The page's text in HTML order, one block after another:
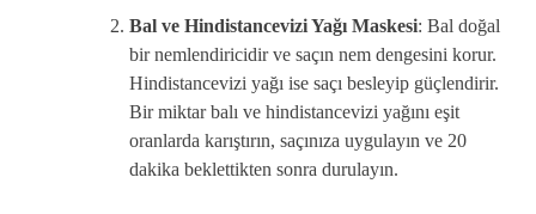
Bal ve Hindistancevizi Yağı Maskesi: Bal doğal
bir nemlendiricidir ve saçın nem dengesini korur.
Hindistancevizi yağı ise saçı besleyip güçlendirir.
Bir miktar balı ve hindistancevizi yağını eşit
oranlarda karıştırın, saçınıza uygulayın ve 20
dakika beklettikten sonra durulayın.